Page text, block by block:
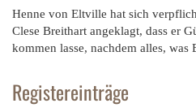
Henne von Eltville hat sich
Clese Breithart angeklagt, dass er
kommen lasse, nachdem alles, was
Registereinträge